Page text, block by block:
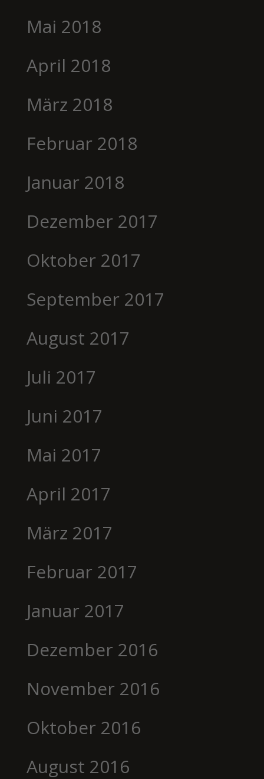
Mai 2018
April 2018
März 2018
Februar 2018
Januar 2018
Dezember 2017
Oktober 2017
September 2017
August 2017
Juli 2017
Juni 2017
Mai 2017
April 2017
März 2017
Februar 2017
Januar 2017
Dezember 2016
November 2016
Oktober 2016
August 2016